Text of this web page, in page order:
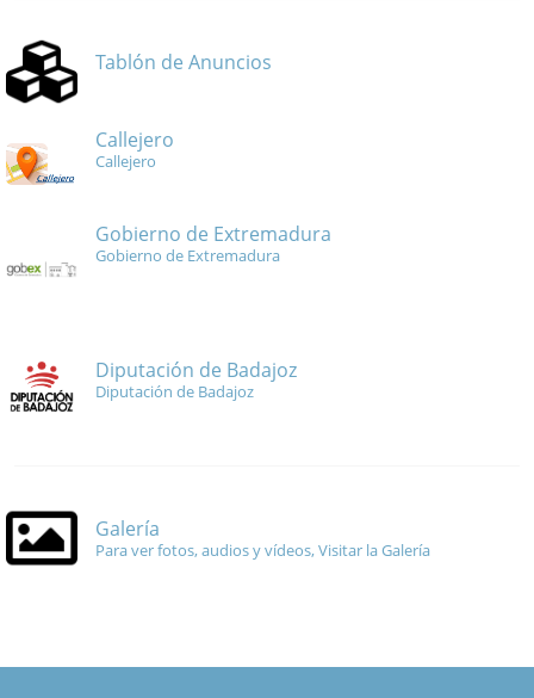
Tablón de Anuncios
Callejero
Callejero
Gobierno de Extremadura
Gobierno de Extremadura
Diputación de Badajoz
Diputación de Badajoz
Galería
Para ver fotos, audios y vídeos, Visitar la Galería